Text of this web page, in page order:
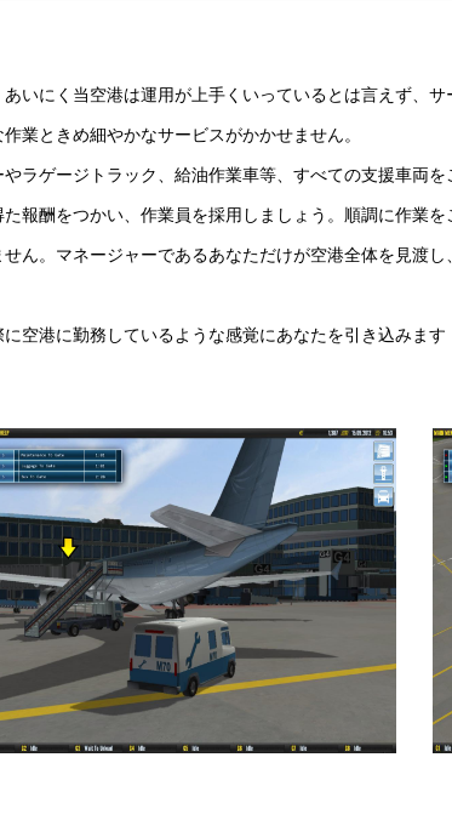
いにく当空港は運用が上手くいっているとは言えず、
業ときめ細やかなサービスがかかせません。
ラゲージトラック、給油作業車等、すべての支援車両
報酬をつかい、作業員を採用しましょう。順調に作業
ん。マネージャーであるあなただけが空港全体を見渡
空港に勤務しているような感覚にあなたを引き込みます